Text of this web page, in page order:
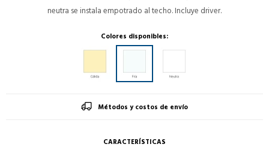
neutra se instala empotrado al techo. Incluye driver.
Colores disponibles:
Métodos y costos de envío
CARACTERÍSTICAS